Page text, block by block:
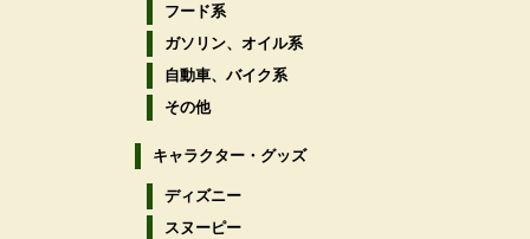
フード系
ガソリン、オイル系
自動車、バイク系
その他
キャラクター・グッズ
ディズニー
スヌーピー